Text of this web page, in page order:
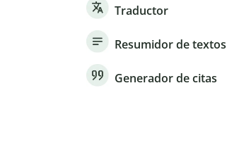
Traductor
Resumidor de textos
Generador de citas